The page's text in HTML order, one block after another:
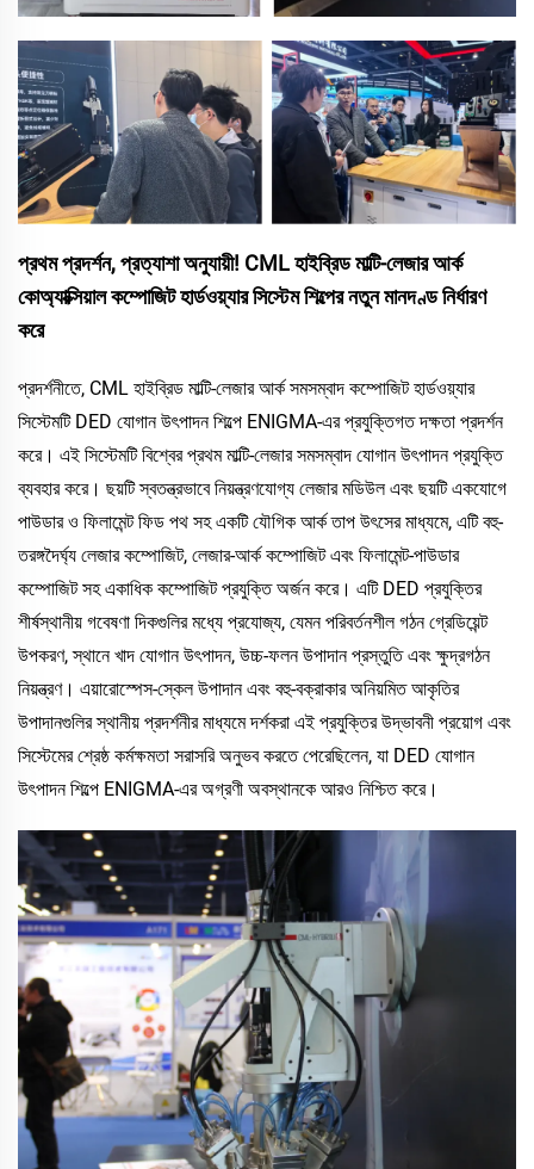
প্রথম প্রদর্শন, প্রত্যাশা অনুযায়ী! CML হাইব্রিড মাল্টি-লেজার আর্ক
কোঅ্যাক্সিয়াল কম্পোজিট হার্ডওয়্যার সিস্টেম শিল্পের নতুন মানদণ্ড নির্ধারণ
করে
প্রদর্শনীতে, CML হাইব্রিড মাল্টি-লেজার আর্ক সমসম্বাদ কম্পোজিট হার্ডওয়্যার
সিস্টেমটি DED যোগান উৎপাদন শিল্পে ENIGMA-এর প্রযুক্তিগত দক্ষতা প্রদর্শন
করে। এই সিস্টেমটি বিশ্বের প্রথম মাল্টি-লেজার সমসম্বাদ যোগান উৎপাদন প্রযুক্তি
ব্যবহার করে। ছয়টি স্বতন্ত্রভাবে নিয়ন্ত্রণযোগ্য লেজার মডিউল এবং ছয়টি একযোগে
পাউডার ও ফিলামেন্ট ফিড পথ সহ একটি যৌগিক আর্ক তাপ উৎসের মাধ্যমে, এটি বহু-
তরঙ্গদৈর্ঘ্য লেজার কম্পোজিট, লেজার-আর্ক কম্পোজিট এবং ফিলামেন্ট-পাউডার
কম্পোজিট সহ একাধিক কম্পোজিট প্রযুক্তি অর্জন করে। এটি DED প্রযুক্তির
শীর্ষস্থানীয় গবেষণা দিকগুলির মধ্যে প্রযোজ্য, যেমন পরিবর্তনশীল গঠন গ্রেডিয়েন্ট
উপকরণ, স্থানে খাদ যোগান উৎপাদন, উচ্চ-ফলন উপাদান প্রস্তুতি এবং ক্ষুদ্রগঠন
নিয়ন্ত্রণ। এয়ারোস্পেস-স্কেল উপাদান এবং বহু-বক্রাকার অনিয়মিত আকৃতির
উপাদানগুলির স্থানীয় প্রদর্শনীর মাধ্যমে দর্শকরা এই প্রযুক্তির উদ্ভাবনী প্রয়োগ এবং
সিস্টেমের শ্রেষ্ঠ কর্মক্ষমতা সরাসরি অনুভব করতে পেরেছিলেন, যা DED যোগান
উৎপাদন শিল্পে ENIGMA-এর অগ্রণী অবস্থানকে আরও নিশ্চিত করে।